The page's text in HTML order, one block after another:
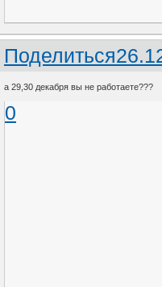
Поделиться
а 29,30 декабря вы не работаете???
0